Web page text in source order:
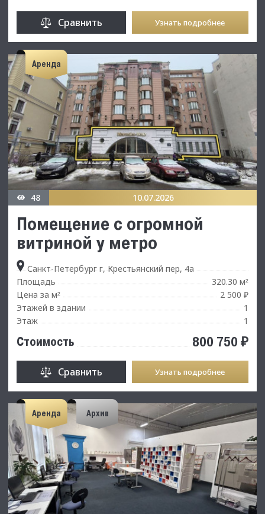
Сравнить Узнать подробнее
Аренда
48 10.07.2026
Помещение с огромной
витриной у метро
Санкт-Петербург г, Крестьянский пер, 4а
Площадь
320.30 м²
Цена за м²
2 500 ₽
Этажей в здании
1
Этаж
1
Стоимость 800 750 ₽
Сравнить Узнать подробнее
Аренда Архив